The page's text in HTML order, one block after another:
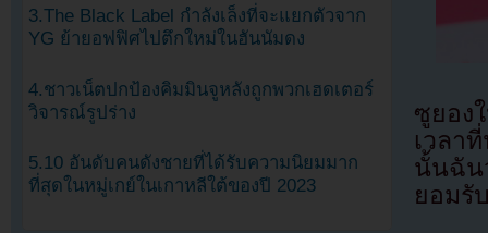
ซูยอง
เวลา
นั้นฉัน
ยอมรั
3.The Black Label กำลังเล็งที่จะแยกตัวจาก
YG ย้ายอฟฟิศไปตึกใหม่ในฮันนัมดง
4.ชาวเน็ตปกป้องคิมมินจูหลังถูกพวกเฮดเตอร์
วิจารณ์รูปร่าง
5.10 อันดับคนดังชายที่ได้รับความนิยมมาก
ที่สุดในหมู่เกย์ในเกาหลีใต้ของปี 2023